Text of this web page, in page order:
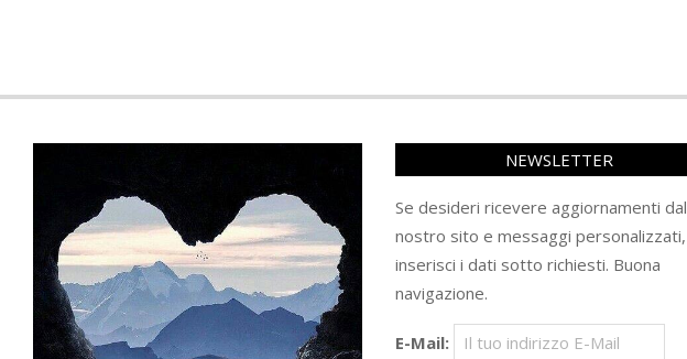
NEWSLETTER
Se desideri ricevere aggiornamenti dal
nostro sito e messaggi personalizzati,
inserisci i dati sotto richiesti. Buona
navigazione.
E-Mail: